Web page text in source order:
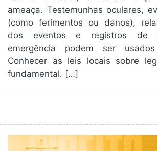
ameaça. Testemunhas oculares,
(como ferimentos ou danos),
dos eventos e registros de
emergência podem ser
Conhecer as leis locais sobre
fundamental. […]